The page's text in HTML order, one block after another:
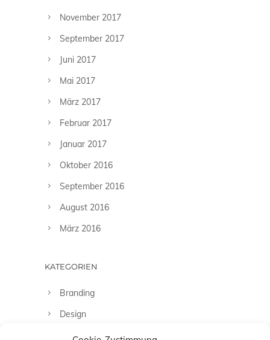
November 2017
September 2017
Juni 2017
Mai 2017
März 2017
Februar 2017
Januar 2017
Oktober 2016
September 2016
August 2016
März 2016
KATEGORIEN
Branding
Design
Fashion